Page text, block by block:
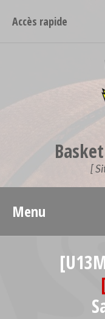
Accès rapide
[
Menu